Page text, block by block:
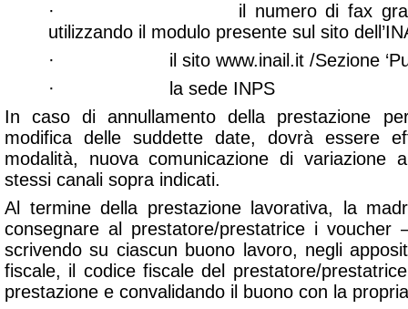
· il numero di fax gratuito
utilizzando il modulo presente sul sito
· il sito www.inail.it /Sezione
· la sede INPS
In caso di annullamento della prestazione
modifica delle suddette date, dovrà essere
modalità, nuova comunicazione di variazione
stessi canali sopra indicati.
Al termine della prestazione lavorativa, la
consegnare al prestatore/prestatrice i voucher
scrivendo su ciascun buono lavoro, negli
fiscale, il codice fiscale del prestatore/
prestazione e convalidando il buono con la